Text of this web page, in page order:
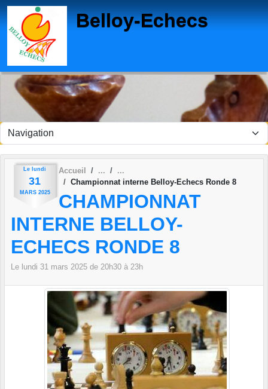
Belloy-Echecs
Le lundi
31
MARS 2025
Accueil
Championnat interne Belloy-Echecs Ronde 8
CHAMPIONNAT
INTERNE BELLOY-
ECHECS RONDE 8
Le lundi 31 mars 2025 de 20h30 à 23h
Panneau de gestion des cookies